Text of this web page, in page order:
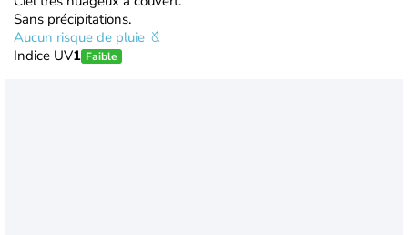
Sans précipitations.
Aucun risque de pluie
Indice UV1 Faible